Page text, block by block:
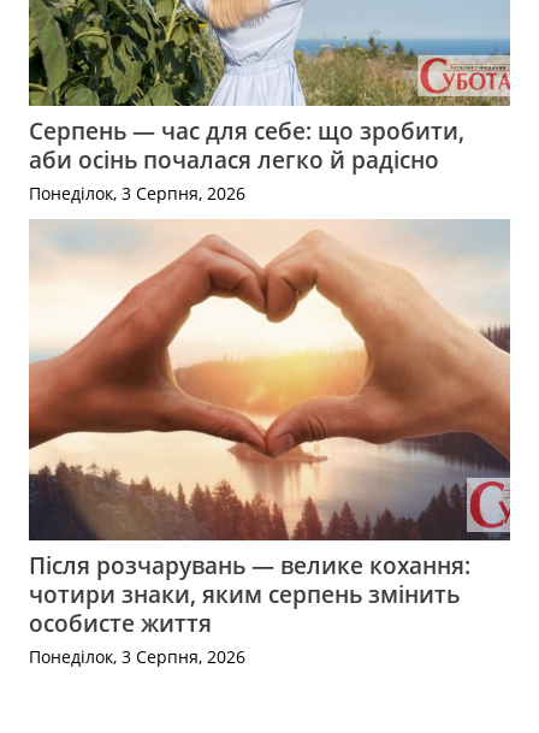
Серпень — час для себе: що зробити,
аби осінь почалася легко й радісно
Понеділок, 3 Серпня, 2026
Після розчарувань — велике кохання:
чотири знаки, яким серпень змінить
особисте життя
Понеділок, 3 Серпня, 2026